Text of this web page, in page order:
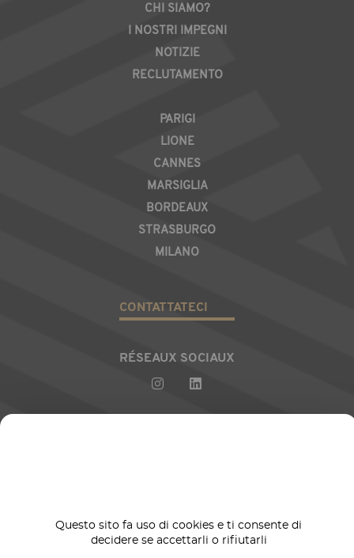
CHI SIAMO?
I NOSTRI IMPEGNI
NOTIZIE
RECLUTAMENTO
REGION
PARIGI
LIONE
CANNES
MARSIGLIA
BORDEAUX
STRASBURGO
MILANO
CONTATTATECI
RÉSEAUX SOCIAUX
Gestion
de
|
Politique de
|
Politique
qualité et
Questo sito fa uso di cookies e ti consente di
decidere se accettarli o rifiutarli